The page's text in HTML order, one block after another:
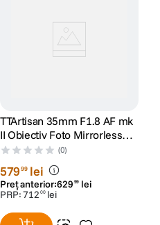
TTArtisan 35mm F1.8 AF mk
II Obiectiv Foto Mirrorless
Montura Nikon Z
(0)
57999 lei
Preț anterior:629 99 lei
PRP:712 00 lei